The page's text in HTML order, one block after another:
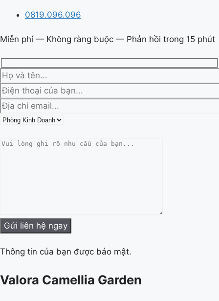
0819.096.096
Miễn phí — Không ràng buộc — Phản hồi trong 15 phút
Thông tin của bạn được bảo mật.
Valora Camellia Garden